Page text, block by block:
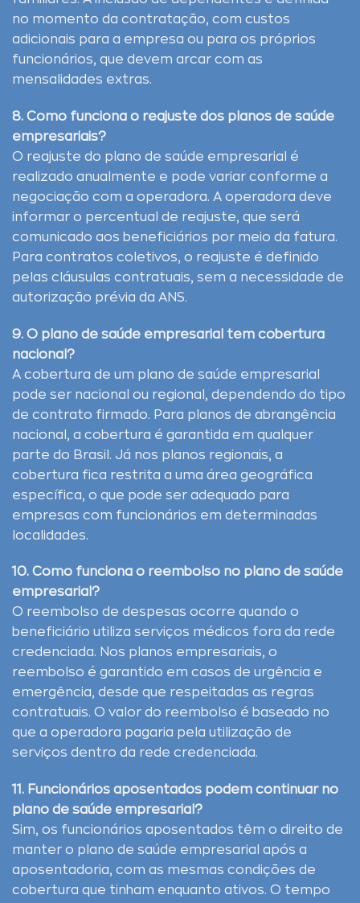
no momento da contratação, com custos
adicionais para a empresa ou para os próprios
funcionários, que devem arcar com as
mensalidades extras.
8. Como funciona o reajuste dos planos de saúde
empresariais?
O reajuste do plano de saúde empresarial é
realizado anualmente e pode variar conforme a
negociação com a operadora. A operadora deve
informar o percentual de reajuste, que será
comunicado aos beneficiários por meio da fatura.
Para contratos coletivos, o reajuste é definido
pelas cláusulas contratuais, sem a necessidade de
autorização prévia da ANS.
9. O plano de saúde empresarial tem cobertura
nacional?
A cobertura de um plano de saúde empresarial
pode ser nacional ou regional, dependendo do tipo
de contrato firmado. Para planos de abrangência
nacional, a cobertura é garantida em qualquer
parte do Brasil. Já nos planos regionais, a
cobertura fica restrita a uma área geográfica
específica, o que pode ser adequado para
empresas com funcionários em determinadas
localidades.
10. Como funciona o reembolso no plano de saúde
empresarial?
O reembolso de despesas ocorre quando o
beneficiário utiliza serviços médicos fora da rede
credenciada. Nos planos empresariais, o
reembolso é garantido em casos de urgência e
emergência, desde que respeitadas as regras
contratuais. O valor do reembolso é baseado no
que a operadora pagaria pela utilização de
serviços dentro da rede credenciada.
11. Funcionários aposentados podem continuar no
plano de saúde empresarial?
Sim, os funcionários aposentados têm o direito de
manter o plano de saúde empresarial após a
aposentadoria, com as mesmas condições de
cobertura que tinham enquanto ativos. O tempo